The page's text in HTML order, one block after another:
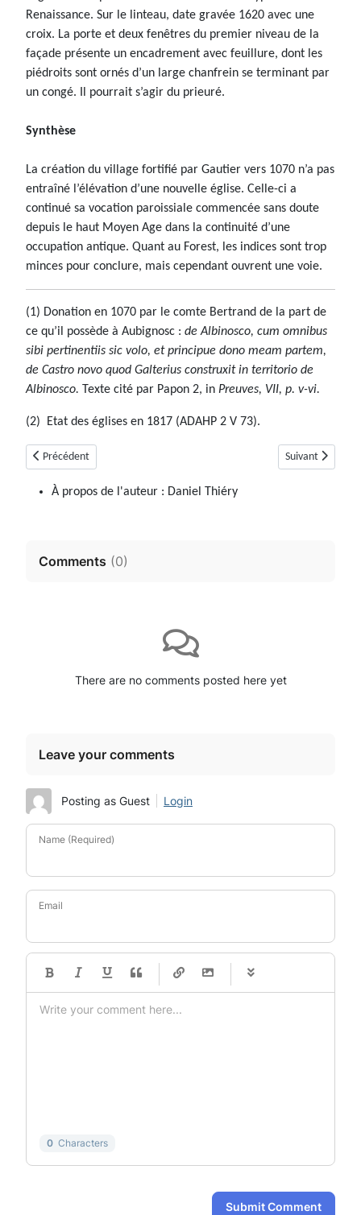
Renaissance. Sur le linteau, date gravée 1620 avec une
croix. La porte et deux fenêtres du premier niveau de la
façade présente un encadrement avec feuillure, dont les
piédroits sont ornés d’un large chanfrein se terminant par
un congé. Il pourrait s’agir du prieuré.
Synthèse
La création du village fortifié par Gautier vers 1070 n’a pas
entraîné l’élévation d’une nouvelle église. Celle-ci a
continué sa vocation paroissiale commencée sans doute
depuis le haut Moyen Age dans la continuité d’une
occupation antique. Quant au Forest, les indices sont trop
minces pour conclure, mais cependant ouvrent une voie.
(1) Donation en 1070 par le comte Bertrand de la part de
ce qu’il possède à Aubignosc : de Albinosco, cum omnibus
sibi pertinentiis sic volo, et principue dono meam partem,
de Castro novo quod Galterius construxit in territorio de
Albinosco. Texte cité par Papon 2, in Preuves, VII, p. v-vi.
(2) Etat des églises en 1817 (ADAHP 2 V 73).
Article précédent : Aubenas-les-Alpes (04)
Précédent Article suivant :
Suivant
À propos de l'auteur : Daniel Thiéry
Comments (0)
There are no comments posted here yet
Leave your comments
Posting as Guest Login
Name (Required)
Email
-
-
-
-
0 Characters
Submit Comment